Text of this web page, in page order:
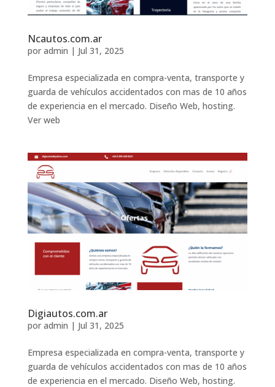
Ncautos.com.ar
por admin | Jul 31, 2025
Empresa especializada en compra-venta, transporte y
guarda de vehículos accidentados con mas de 10 años
de experiencia en el mercado. Diseño Web, hosting.
Ver web
Digiautos.com.ar
por admin | Jul 31, 2025
Empresa especializada en compra-venta, transporte y
guarda de vehículos accidentados con mas de 10 años
de experiencia en el mercado. Diseño Web, hosting.